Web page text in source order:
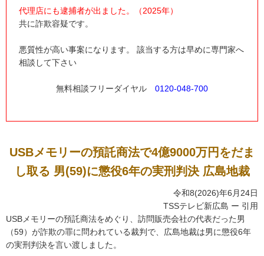
代理店にも逮捕者が出ました。（2025年）
共に詐欺容疑です。
悪質性が高い事案になります。 該当する方は早めに専門家へ
相談して下さい
無料相談フリーダイヤル 0120-048-700
USBメモリーの預託商法で4億9000万円をだま
し取る 男(59)に懲役6年の実刑判決 広島地裁
令和8(2026)年6月24日
TSSテレビ新広島 ー 引用
USBメモリーの預託商法をめぐり、訪問販売会社の代表だった男
（59）が詐欺の罪に問われている裁判で、広島地裁は男に懲役6年
の実刑判決を言い渡しました。